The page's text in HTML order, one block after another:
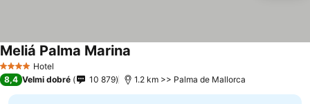
4 Počet hvězdiček
Hotel
Meliá Palma Marina
8,4 Velmi dobré 10 879 1.2 km >> Palma de Mallorca